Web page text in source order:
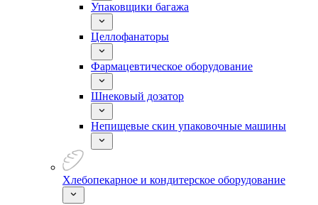
Упаковщики багажа
Целлофанаторы
Фармацевтическое оборудование
Шнековый дозатор
Непищевые скин упаковочные машины
Хлебопекарное и кондитерское оборудование